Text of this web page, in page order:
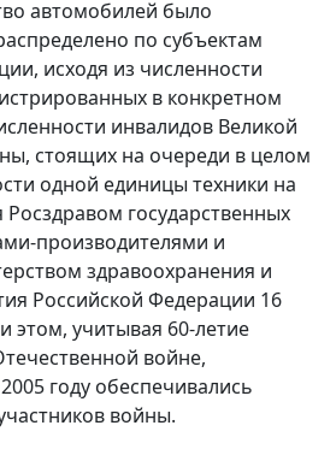
автомобилей было
по субъектам
исходя из численности
в конкретном
инвалидов Великой
стоящих на очереди в целом
одной единицы техники на
государственных
производителями и
здравоохранения и
Российской Федерации 16
этом, учитывая 60-летие
войне,
году обеспечивались
войны.